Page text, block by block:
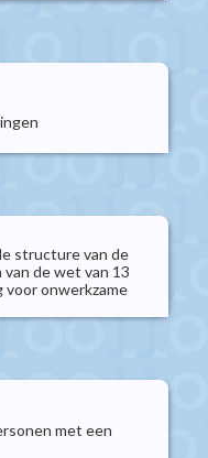
structure van de
de wet van 13
onwerkzame
met een